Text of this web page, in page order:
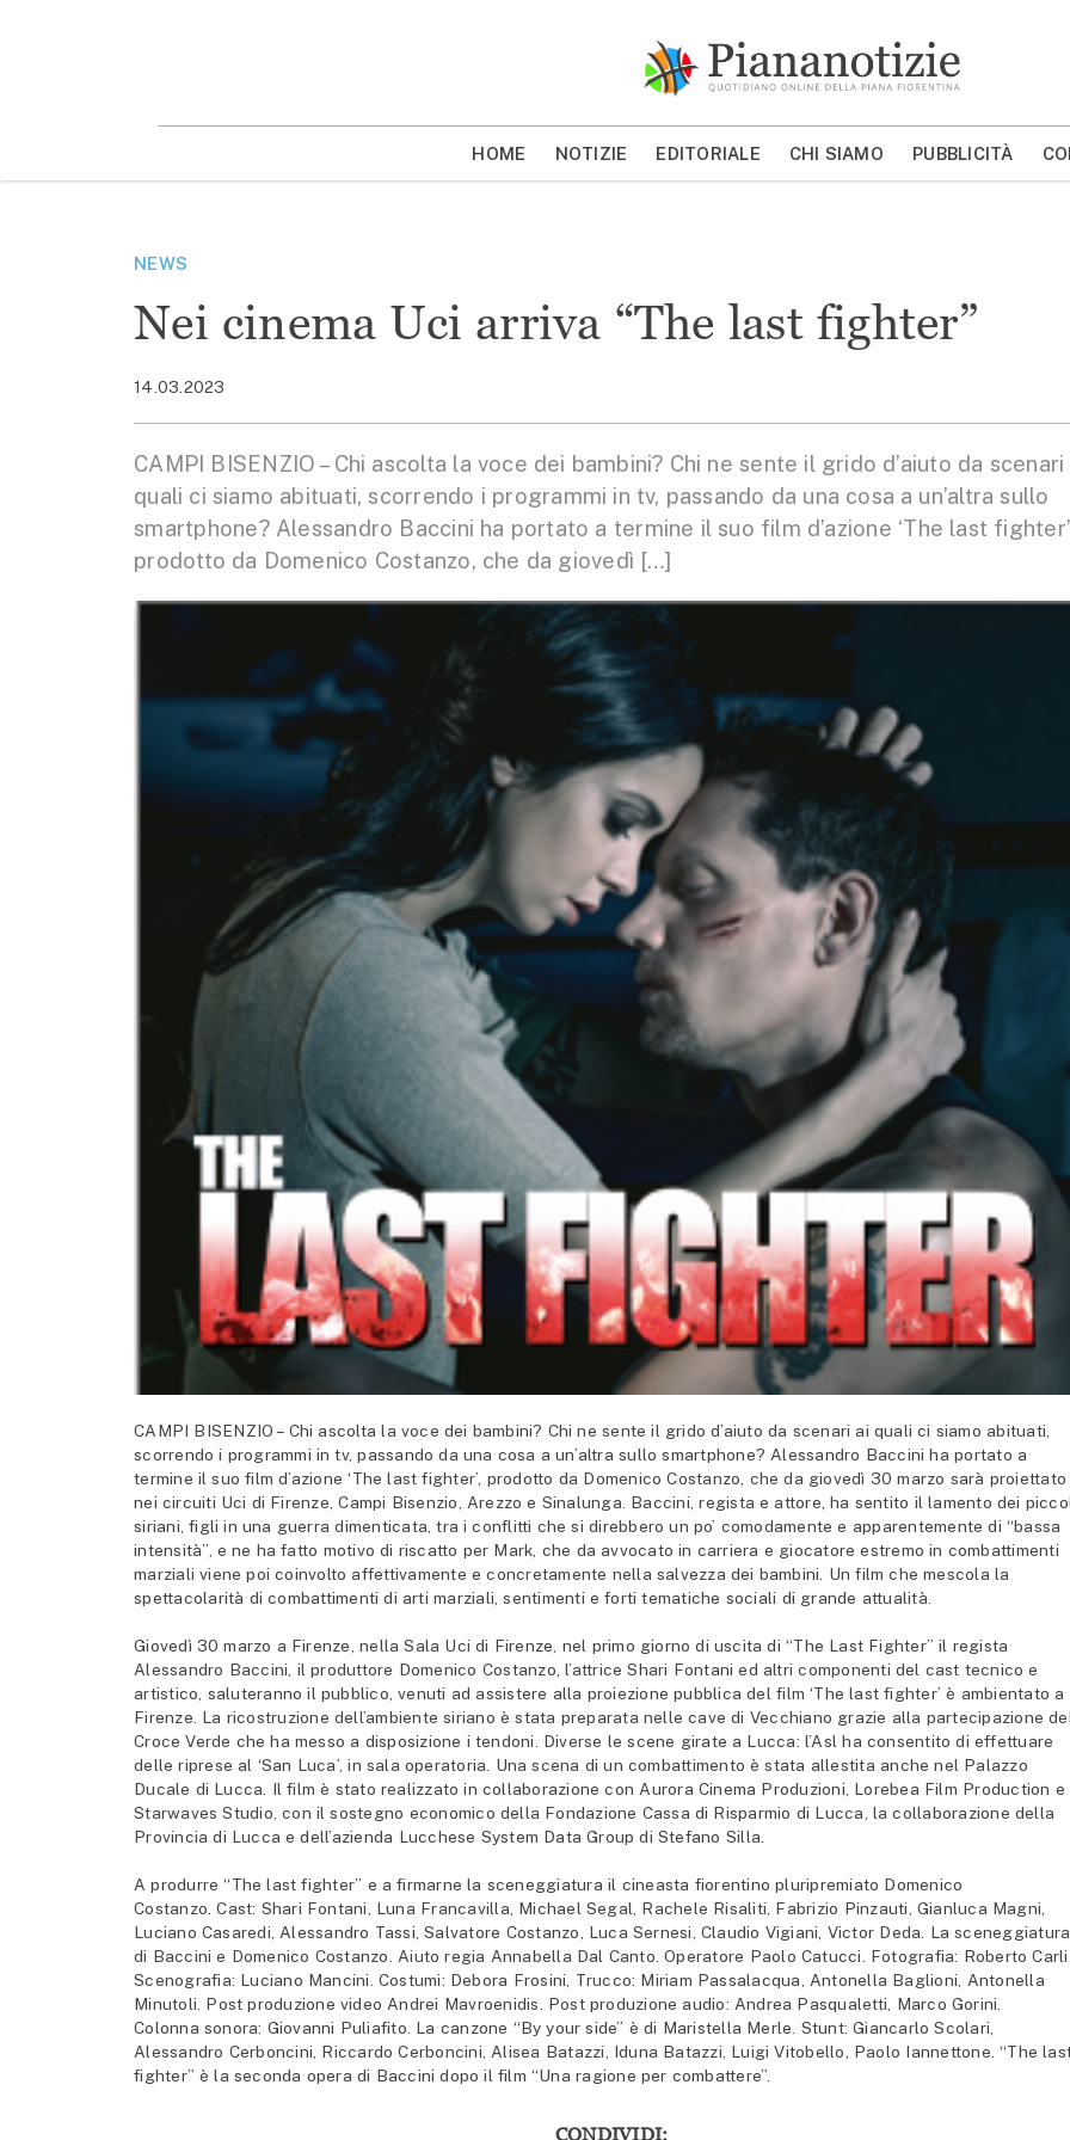
MOSTRA/NASCONDI CERCA
HOME NOTIZIE EDITORIALE CHI SIAMO PUBBLICITÀ
NEWS
Nei cinema Uci arriva “The last fighter”
14.03.2023
CAMPI BISENZIO – Chi ascolta la voce dei bambini? Chi ne sente il grido d’aiuto da scenari
quali ci siamo abituati, scorrendo i programmi in tv, passando da una cosa a un’altra sullo
smartphone? Alessandro Baccini ha portato a termine il suo film d’azione ‘The last
prodotto da Domenico Costanzo, che da giovedì […]
CAMPI BISENZIO – Chi ascolta la voce dei bambini? Chi ne sente il grido d’aiuto da scenari ai quali ci siamo abituati,
scorrendo i programmi in tv, passando da una cosa a un’altra sullo smartphone? Alessandro Baccini ha portato a
termine il suo film d’azione ‘The last fighter’, prodotto da Domenico Costanzo, che da giovedì 30 marzo sarà proiettato
nei circuiti Uci di Firenze, Campi Bisenzio, Arezzo e Sinalunga. Baccini, regista e attore, ha sentito il lamento dei
siriani, figli in una guerra dimenticata, tra i conflitti che si direbbero un po’ comodamente e apparentemente di “bassa
intensità”, e ne ha fatto motivo di riscatto per Mark, che da avvocato in carriera e giocatore estremo in combattimenti
marziali viene poi coinvolto affettivamente e concretamente nella salvezza dei bambini. Un film che mescola la
spettacolarità di combattimenti di arti marziali, sentimenti e forti tematiche sociali di grande attualità.
Giovedì 30 marzo a Firenze, nella Sala Uci di Firenze, nel primo giorno di uscita di “The Last Fighter” il regista
Alessandro Baccini, il produttore Domenico Costanzo, l’attrice Shari Fontani ed altri componenti del cast tecnico e
artistico, saluteranno il pubblico, venuti ad assistere alla proiezione pubblica del film ‘The last fighter’ è ambientato a
Firenze. La ricostruzione dell’ambiente siriano è stata preparata nelle cave di Vecchiano grazie alla partecipazione
Croce Verde che ha messo a disposizione i tendoni. Diverse le scene girate a Lucca: l’Asl ha consentito di effettuare
delle riprese al ‘San Luca’, in sala operatoria. Una scena di un combattimento è stata allestita anche nel Palazzo
Ducale di Lucca. Il film è stato realizzato in collaborazione con Aurora Cinema Produzioni, Lorebea Film Production e
Starwaves Studio, con il sostegno economico della Fondazione Cassa di Risparmio di Lucca, la collaborazione della
Provincia di Lucca e dell’azienda Lucchese System Data Group di Stefano Silla.
A produrre “The last fighter” e a firmarne la sceneggiatura il cineasta fiorentino pluripremiato Domenico
Costanzo. Cast: Shari Fontani, Luna Francavilla, Michael Segal, Rachele Risaliti, Fabrizio Pinzauti, Gianluca Magni,
Luciano Casaredi, Alessandro Tassi, Salvatore Costanzo, Luca Sernesi, Claudio Vigiani, Victor Deda. La
di Baccini e Domenico Costanzo. Aiuto regia Annabella Dal Canto. Operatore Paolo Catucci. Fotografia: Roberto
Scenografia: Luciano Mancini. Costumi: Debora Frosini, Trucco: Miriam Passalacqua, Antonella Baglioni, Antonella
Minutoli. Post produzione video Andrei Mavroenidis. Post produzione audio: Andrea Pasqualetti, Marco Gorini.
Colonna sonora: Giovanni Puliafito. La canzone “By your side” è di Maristella Merle. Stunt: Giancarlo Scolari,
Alessandro Cerboncini, Riccardo Cerboncini, Alisea Batazzi, Iduna Batazzi, Luigi Vitobello, Paolo Iannettone. “The
fighter” è la seconda opera di Baccini dopo il film “Una ragione per combattere”.
CONDIVIDI: